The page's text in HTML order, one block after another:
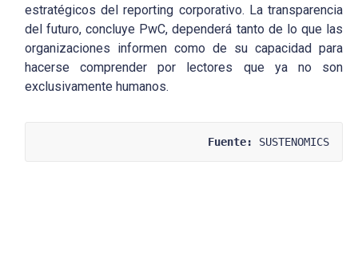
estratégicos del reporting corporativo. La transparencia
del futuro, concluye PwC, dependerá tanto de lo que las
organizaciones informen como de su capacidad para
hacerse comprender por lectores que ya no son
exclusivamente humanos.
Fuente: SUSTENOMICS